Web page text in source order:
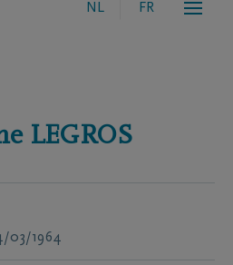
NL FR
LEGROS
03/1964